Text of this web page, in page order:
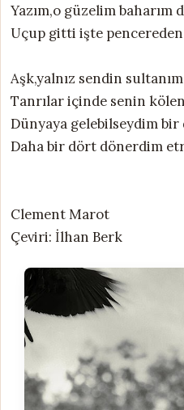
Yazım,o güzelim baharım
Uçup gitti işte pencereden
Aşk,yalnız sendin
Tanrılar içinde senin
Dünyaya gelebilseydim bir
Daha bir dört dönerdim
Clement Marot
Çeviri: İlhan Berk